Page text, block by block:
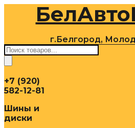
содержимому
г.Белгород,
Поиск
товаров
+7 (920)
582-12-81
Шины и
диски